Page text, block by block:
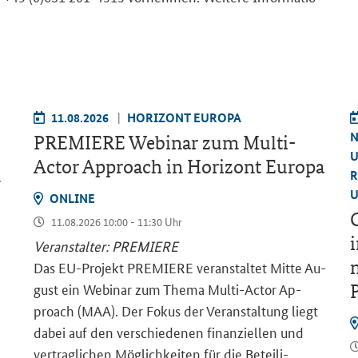
11.08.2026 HO­RI­ZONT EU­RO­PA
PRE­MIE­RE We­bi­nar zum Multi-
Actor Approachin Ho­ri­zont Eu­ro­pa
ON­LINE
11.08.2026 10:00 - 11:30 Uhr
Ver­an­stal­ter: PRE­MIE­RE
Das EU-​Projekt PRE­MIE­RE ver­an­stal­tet Mitte Au­
gust ein We­bi­nar zum Thema Multi-​Actor Ap­
proach (MAA). Der Fokus der Ver­an­stal­tung liegt
dabei auf den ver­schie­de­nen fi­nan­zi­el­len und
ver­trag­li­chen Mög­lich­kei­ten für die Be­tei­li­